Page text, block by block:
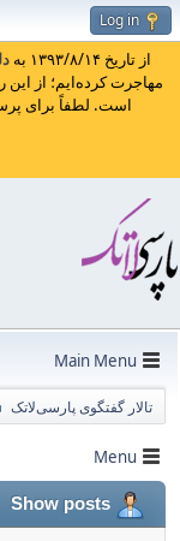
Log in
از تاریخ ۱۳۹۳/۸/۱۴ به
مهاجرت کرده‌ایم؛ از
است. لطفاً برای
Main Menu
تالار گفتگوی پارسی‌لاتک
Menu
Show posts